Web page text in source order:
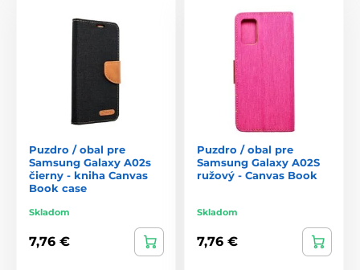
Puzdro / obal pre
Samsung Galaxy A02s
čierny - kniha Canvas
Book case
Skladom
7,76 €
Puzdro / obal pre
Samsung Galaxy A02S
ružový - Canvas Book
Skladom
7,76 €